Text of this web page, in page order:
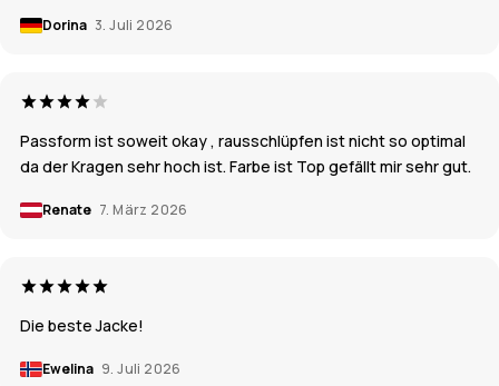
Dorina 3. Juli 2026
Passform ist soweit okay , rausschlüpfen ist nicht so optimal
da der Kragen sehr hoch ist. Farbe ist Top gefällt mir sehr gut.
Renate 7. März 2026
Die beste Jacke!
Ewelina 9. Juli 2026